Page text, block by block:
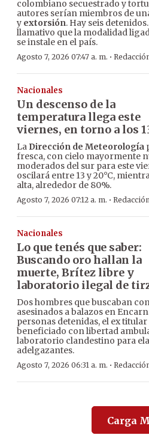
colombiano secuestrado y
autores serían miembros de
y extorsión. Hay seis
llamativo que la modalidad
se instale en el país.
Agosto 7, 2026 07:47 a. m. ·
Nacionales
Un descenso de la
temperatura llega este
viernes, en torno a los
La Dirección de Meteorología
fresca, con cielo mayormente
moderados del sur para este
oscilará entre 13 y 20°C,
alta, alrededor de 80%.
Agosto 7, 2026 07:12 a. m. ·
Nacionales
Lo que tenés que saber:
Buscando oro hallan la
muerte, Brítez libre y
laboratorio ilegal de
Dos hombres que buscaban
asesinados a balazos en
personas detenidas, el ex
beneficiado con libertad
laboratorio clandestino para
adelgazantes.
Agosto 7, 2026 06:31 a. m. ·
Carga